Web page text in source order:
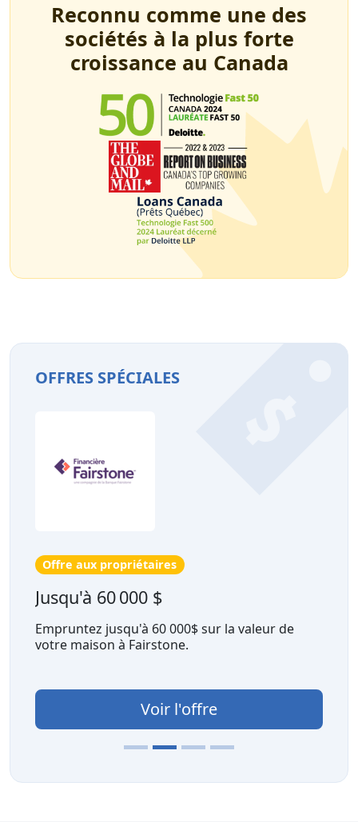
Reconnu comme une des
sociétés à la plus forte
croissance au Canada
OFFRES SPÉCIALES
Offre aux propriétaires
Jusqu'à 60 000 $
Empruntez jusqu'à 60 000$ sur la valeur de
votre maison à Fairstone.
Voir l'offre